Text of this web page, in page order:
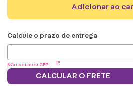
adicionar ao
Não sei meu CEP
CALCULAR O FRETE